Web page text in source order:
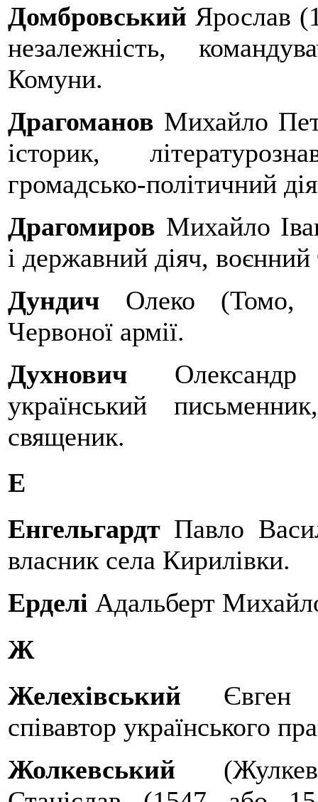
Домбровський Ярослав
незалежність,
Комуни.
Драгоманов Михайло
історик,
громадсько-політичний
Драгомиров Михайло
і державний діяч, воєнний
Дундич Олеко (Томо,
Червоної армії.
Духнович Олександр
український
священик.
Е
Енгельгардт Павло
власник села Кирилівки.
Ерделі Адальберт
Ж
Желехівський Євген
співавтор українського
Жолкевський